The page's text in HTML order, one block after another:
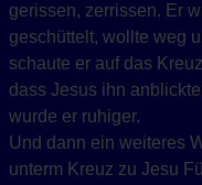
gerissen, zerrissen. Er
geschüttelt, wollte weg
schaute er auf das
dass Jesus ihn
wurde er ruhiger.
Und dann ein weiteres
unterm Kreuz zu Jesu